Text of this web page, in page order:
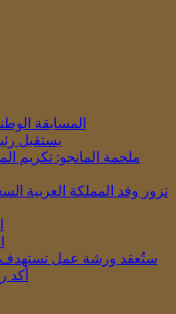
المسابقة الوطنية
يستقبل
ملحمة المانجو: تكريم
تزور وفد المملكة العربية
ستُعقد ورشة عمل تستهدف الكوادر
أكد